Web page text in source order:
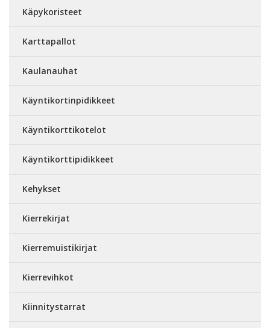
Käpykoristeet
Karttapallot
Kaulanauhat
Käyntikortinpidikkeet
Käyntikorttikotelot
Käyntikorttipidikkeet
Kehykset
Kierrekirjat
Kierremuistikirjat
Kierrevihkot
Kiinnitystarrat